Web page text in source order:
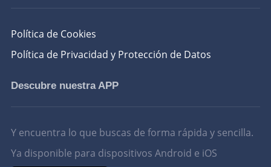
Política de Cookies
Política de Privacidad y Protección de Datos
Descubre nuestra APP
Y encuentra lo que buscas de forma rápida y sencilla.
Ya disponible para dispositivos Android e iOS